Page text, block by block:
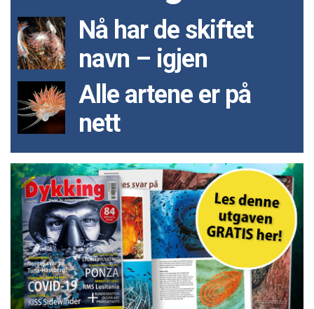
Nå har de skiftet
navn – igjen
Alle artene er på
nett